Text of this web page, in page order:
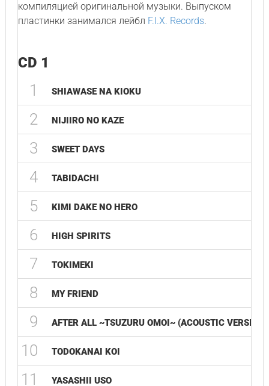
компиляцией оригинальной музыки. Выпуском
пластинки занимался лейбл F.I.X. Records.
CD 1
1 SHIAWASE NA KIOKU
2 NIJIIRO NO KAZE
3 SWEET DAYS
4 TABIDACHI
5 KIMI DAKE NO HERO
6 HIGH SPIRITS
7 TOKIMEKI
8 MY FRIEND
9 AFTER ALL ~TSUZURU OMOI~ (ACOUSTIC VERSION)
10 TODOKANAI KOI
11 YASASHII USO